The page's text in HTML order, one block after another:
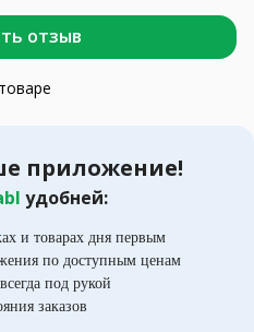
отзыв
приложение!
удобней:
и товарах дня первым
по доступным ценам
под рукой
заказов